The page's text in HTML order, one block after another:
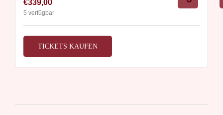
tägiger
€339,00
5 verfügbar
der
tägiger
4
Anzahl
TICKETS KAUFEN